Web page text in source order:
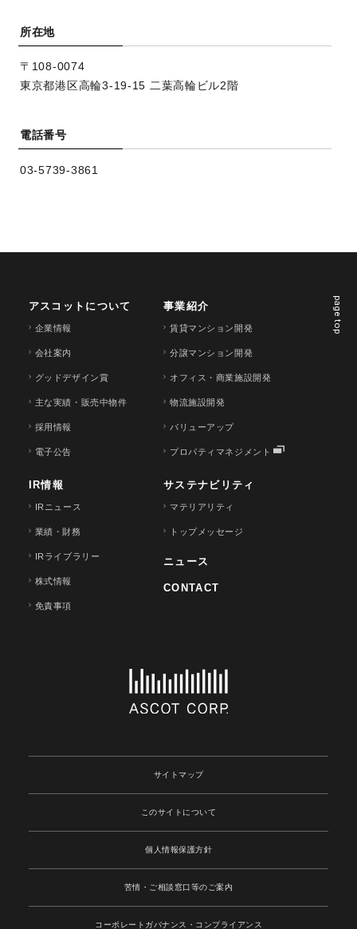
所在地
〒108-0074
東京都港区高輪3-19-15 二葉高輪ビル2階
電話番号
03-5739-3861
page top
アスコットについて
企業情報
会社案内
グッドデザイン賞
主な実績・販売中物件
採用情報
電子公告
事業紹介
賃貸マンション開発
分譲マンション開発
オフィス・商業施設開発
物流施設開発
バリューアップ
プロパティマネジメント
IR情報
IRニュース
業績・財務
IRライブラリー
株式情報
免責事項
サステナビリティ
マテリアリティ
トップメッセージ
ニュース
CONTACT
サイトマップ
このサイトについて
個人情報保護方針
苦情・ご相談窓口等のご案内
コーポレートガバナンス ・コンプライアンス